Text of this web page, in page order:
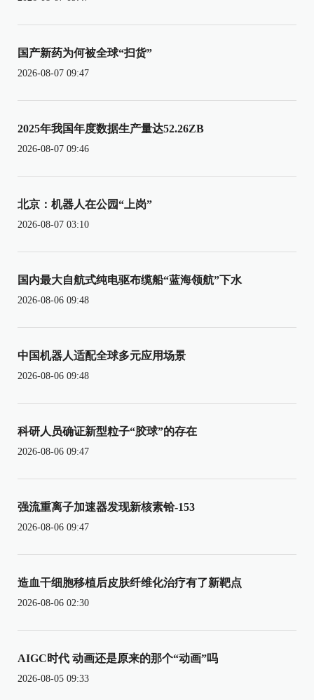
国产新药为何被全球“扫货”
2026-08-07 09:47
2025年我国年度数据生产量达52.26ZB
2026-08-07 09:46
北京：机器人在公园“上岗”
2026-08-07 03:10
国内最大自航式纯电驱布缆船“蓝海领航”下水
2026-08-06 09:48
中国机器人适配全球多元应用场景
2026-08-06 09:48
科研人员确证新型粒子“胶球”的存在
2026-08-06 09:47
强流重离子加速器发现新核素铪-153
2026-08-06 09:47
造血干细胞移植后皮肤纤维化治疗有了新靶点
2026-08-06 02:30
AIGC时代 动画还是原来的那个“动画”吗
2026-08-05 09:33